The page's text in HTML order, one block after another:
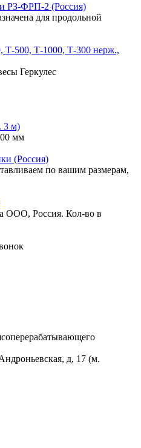
РЗ-ФРП-2 (Россия)
для продольной
Т-500, Т-1000, Т-300 нерж.,
Геркулес
3 м)
мм
(Россия)
по вашим размерам,
ООО, Россия. Кол-во в
д, 17 (м.